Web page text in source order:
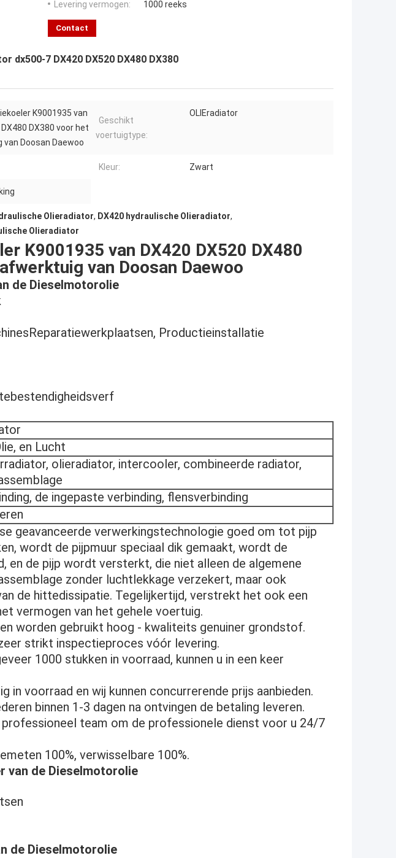
Levering vermogen:
1000 reeks
Contact
dx500-7 DX420 DX520 DX480 DX380
K9001935 van
DX480 DX380 voor het
Doosan Daewoo
Geschikt
voertuigtype:
OLIEradiator
Kleur: Zwart
Olieradiator, DX420 hydraulische Olieradiator,
Olieradiator
K9001935 van DX420 DX520 DX480
van Doosan Daewoo
de Dieselmotorolie
Productieinstallatie
en Lucht
olieradiator, intercooler, combineerde radiator,
de ingepaste verbinding, flensverbinding
geavanceerde verwerkingstechnologie goed om tot pijp
wordt de pijpmuur speciaal dik gemaakt, wordt de
en de pijp wordt versterkt, die niet alleen de algemene
zonder luchtlekkage verzekert, maar ook
de hittedissipatie. Tegelijkertijd, verstrekt het ook een
vermogen van het gehele voertuig.
worden gebruikt hoog - kwaliteits genuiner grondstof.
strikt inspectieproces vóór levering.
1000 stukken in voorraad, kunnen u in een keer
in voorraad en wij kunnen concurrerende prijs aanbieden.
binnen 1-3 dagen na ontvingen de betaling leveren.
professioneel team om de professionele dienst voor u 24/7
100%, verwisselbare 100%.
van de Dieselmotorolie
de Dieselmotorolie